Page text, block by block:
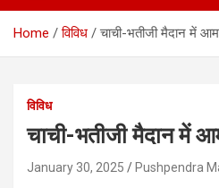
Home विविध चाची-भतीजी मैदान में
विविध
चाची-भतीजी मैदान में
January 30, 2025 Pushpendra